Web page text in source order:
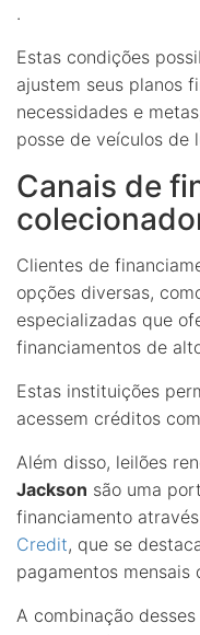
.
Estas condições
ajustem seus planos
necessidades e
posse de veículos de
Canais de
Clientes de
opções diversas,
especializadas que
financiamentos de
Estas instituições
acessem créditos
Além disso, leilões
Jackson são uma
financiamento
Credit, que se
pagamentos mensais
A combinação